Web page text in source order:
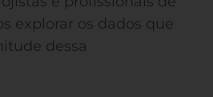
explorar os dados que
dessa